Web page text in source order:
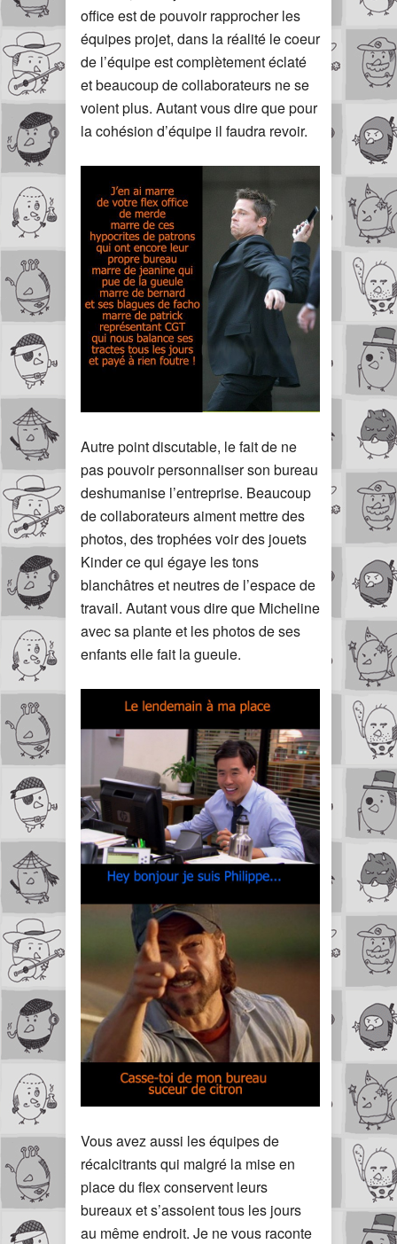
office est de pouvoir rapprocher les
équipes projet, dans la réalité le coeur
de l’équipe est complètement éclaté
et beaucoup de collaborateurs ne se
voient plus. Autant vous dire que pour
la cohésion d’équipe il faudra revoir.
Autre point discutable, le fait de ne
pas pouvoir personnaliser son bureau
deshumanise l’entreprise. Beaucoup
de collaborateurs aiment mettre des
photos, des trophées voir des jouets
Kinder ce qui égaye les tons
blanchâtres et neutres de l’espace de
travail. Autant vous dire que Micheline
avec sa plante et les photos de ses
enfants elle fait la gueule.
Vous avez aussi les équipes de
récalcitrants qui malgré la mise en
place du flex conservent leurs
bureaux et s’assoient tous les jours
au même endroit. Je ne vous raconte